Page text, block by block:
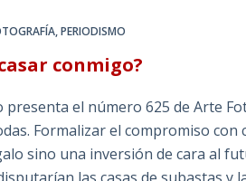
,PERIODISMO
conmigo?
presenta el número 625 de Arte
Formalizar el compromiso
sino una inversión de cara al